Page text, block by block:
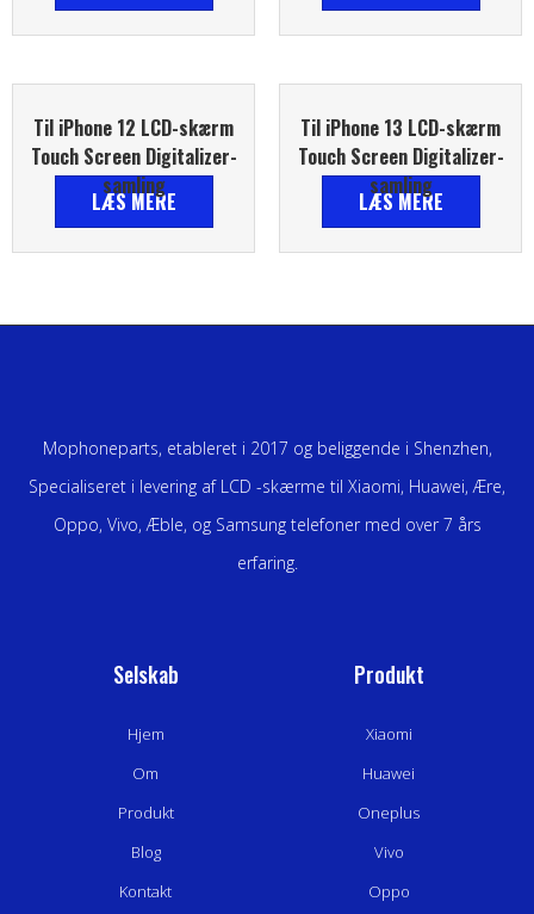
Til iPhone 12 LCD-skærm
Touch Screen Digitalizer-
samling
LÆS MERE
Til iPhone 13 LCD-skærm
Touch Screen Digitalizer-
samling
LÆS MERE
Mophoneparts, etableret i 2017 og beliggende i Shenzhen,
Specialiseret i levering af LCD -skærme til Xiaomi, Huawei, Ære,
Oppo, Vivo, Æble, og Samsung telefoner med over 7 års
erfaring.
Selskab
Hjem
Om
Produkt
Blog
Kontakt
Produkt
Xiaomi
Huawei
Oneplus
Vivo
Oppo